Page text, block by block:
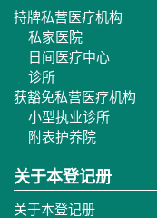
持牌私营医疗机构
私家医院
日间医疗中心
诊所
获豁免私营医疗机构
小型执业诊所
附表护养院
关于本登记册
关于本登记册